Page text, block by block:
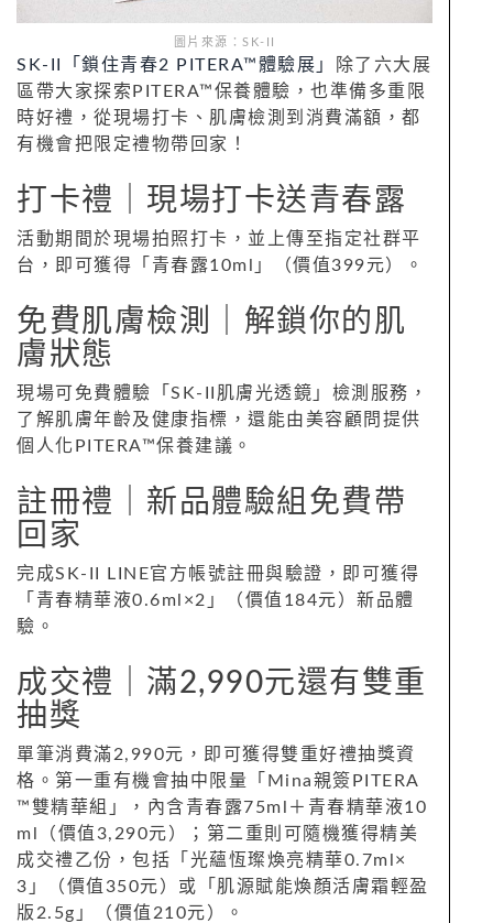
圖片來源：SK-II
SK-II「鎖住青春2 PITERA™體驗展」
除了六大展
區帶大家探索PITERA™保養體驗，也準備多重限
時好禮，從現場打卡、肌膚檢測到消費滿額，都
有機會把限定禮物帶回家！
打卡禮｜現場打卡送青春露
活動期間於現場拍照打卡，並上傳至指定社群平
台，即可獲得「青春露10ml」（價值399元）。
免費肌膚檢測｜解鎖你的肌
膚狀態
現場可免費體驗「SK-II肌膚光透鏡」檢測服務，
了解肌膚年齡及健康指標，還能由美容顧問提供
個人化PITERA™保養建議。
註冊禮｜新品體驗組免費帶
回家
完成SK-II LINE官方帳號註冊與驗證，即可獲得
「青春精華液0.6ml×2」（價值184元）新品體
驗。
成交禮｜滿2,990元還有雙重
抽獎
單筆消費滿2,990元，即可獲得雙重好禮抽獎資
格。第一重有機會抽中限量「Mina親簽PITERA
™雙精華組」，內含青春露75ml＋青春精華液10
ml（價值3,290元）；第二重則可隨機獲得精美
成交禮乙份，包括「光蘊恆璨煥亮精華0.7ml×
3」（價值350元）或「肌源賦能煥顏活膚霜輕盈
版2.5g」（價值210元）。